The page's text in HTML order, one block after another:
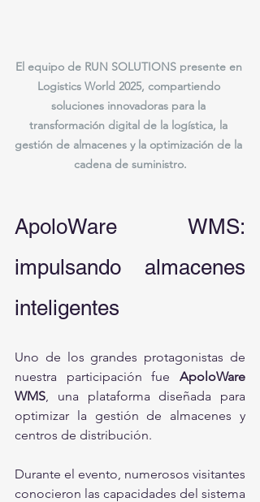
El equipo de RUN SOLUTIONS presente en
Logistics World 2025, compartiendo
soluciones innovadoras para la
transformación digital de la logística, la
gestión de almacenes y la optimización de la
cadena de suministro.
ApoloWare WMS:
impulsando almacenes
inteligentes
Uno de los grandes protagonistas de
nuestra participación fue ApoloWare
WMS, una plataforma diseñada para
optimizar la gestión de almacenes y
centros de distribución.
Durante el evento, numerosos visitantes
conocieron las capacidades del sistema